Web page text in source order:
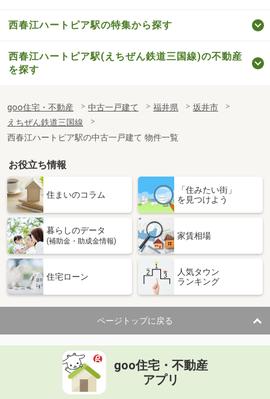
西春江ハートピア駅の特集から探す
西春江ハートピア駅(えちぜん鉄道三国線)の不動産
を探す
goo住宅・不動産 中古一戸建て 福井県
坂井市
えちぜん鉄道三国線
西春江ハートピア駅の中古一戸建て 物件一覧
お役立ち情報
住まいのコラム
「住みたい街」
を見つけよう
暮らしのデータ
(補助金・助成金情報)
家賃相場
住宅ローン
人気タウン
ランキング
ページトップに戻る
goo住宅・不動産
アプリ